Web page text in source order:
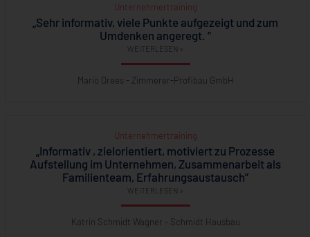
Unternehmertraining
„Sehr informativ, viele Punkte aufgezeigt und zum
Umdenken angeregt. ”
WEITERLESEN »
Mario Drees - Zimmerer-Profibau GmbH
Unternehmertraining
„Informativ , zielorientiert, motiviert zu Prozesse
Aufstellung im Unternehmen, Zusammenarbeit als
Familienteam, Erfahrungsaustausch”
WEITERLESEN »
Katrin Schmidt Wagner - Schmidt Hausbau